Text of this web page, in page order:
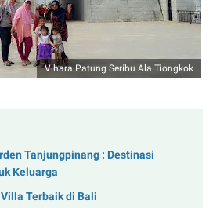
Vihara Patung Seribu Ala Tiongkok
Tanjungpinang : Destinasi
Keluarga
Terbaik di Bali